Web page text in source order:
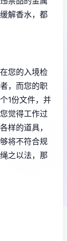
解香水，都
您的入境检
，而您的职
1份文件，并
觉得工作过
样的道具，
将不符合规
之以法，那